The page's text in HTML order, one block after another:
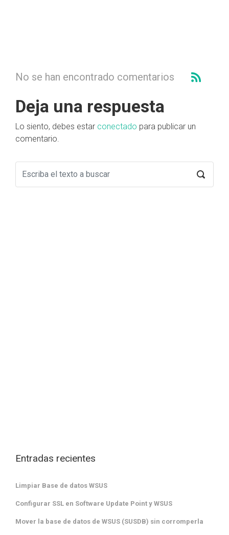
No se han encontrado comentarios
Deja una respuesta
Lo siento, debes estar conectado para publicar un
comentario.
Entradas recientes
Limpiar Base de datos WSUS
Configurar SSL en Software Update Point y WSUS
Mover la base de datos de WSUS (SUSDB) sin corromperla